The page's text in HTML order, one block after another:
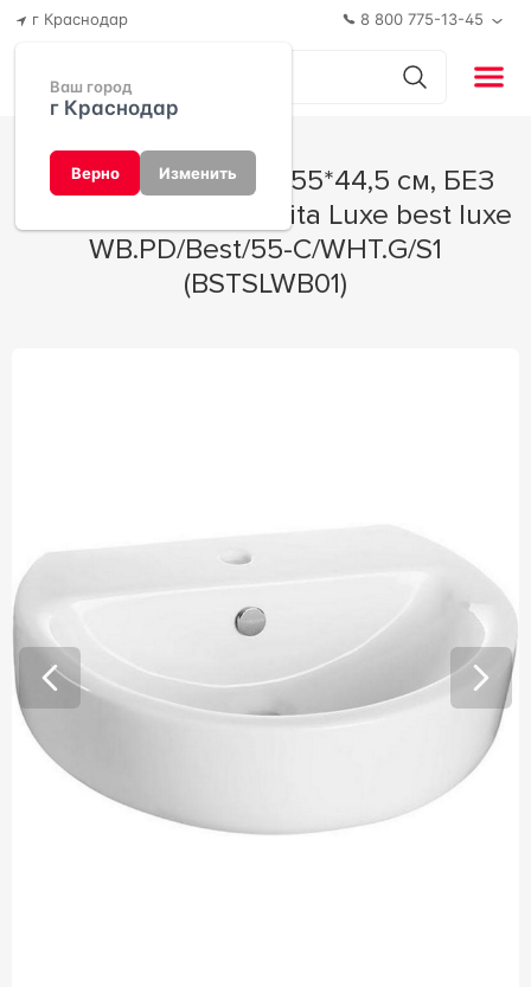
г Краснодар
Ваш город
г Краснодар
Верно Изменить
8 800 775-13-45
крепежа, белая Sanita Luxe best luxe
WB.PD/Best/55-C/WHT.G/S1
(BSTSLWB01)